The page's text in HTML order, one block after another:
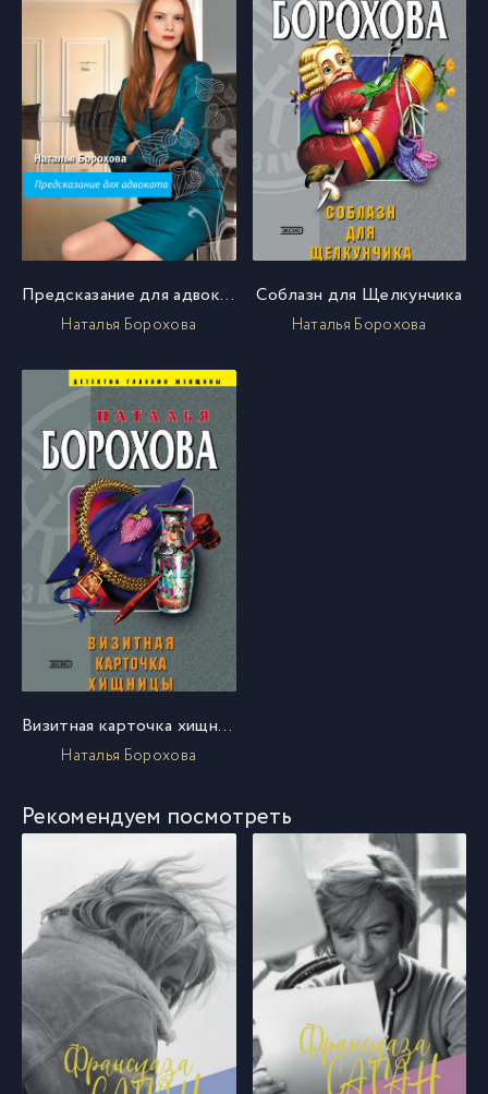
Предсказание для адвоката
Наталья Борохова
Соблазн для Щелкунчика
Наталья Борохова
Визитная карточка хищницы
Наталья Борохова
Рекомендуем посмотреть